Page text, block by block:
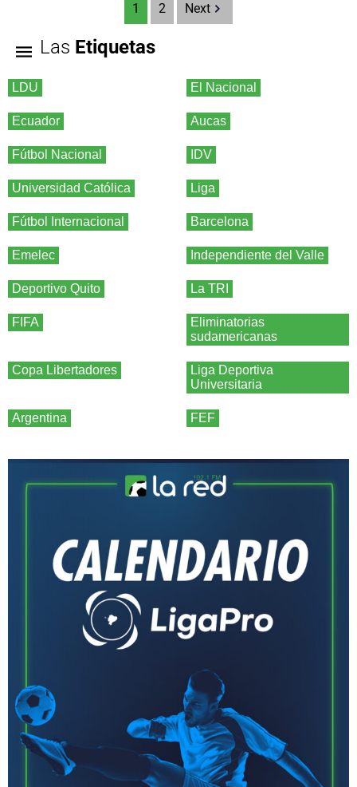
1 2 Next
Las Etiquetas
LDU El Nacional
Ecuador Aucas
Fútbol Nacional IDV
Universidad Católica Liga
Fútbol Internacional Barcelona
Emelec Independiente del Valle
Deportivo Quito La TRI
FIFA
Eliminatorias
sudamericanas
Copa Libertadores
Liga Deportiva
Universitaria
Argentina FEF